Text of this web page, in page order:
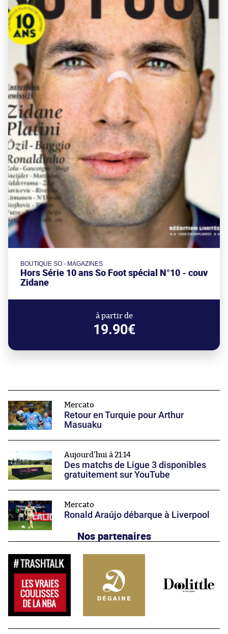
BOUTIQUE SO - MAGAZINES
Hors Série 10 ans So Foot spécial N°10 - couv
Zidane
à partir de
19.90€
Mercato
Retour en Turquie pour Arthur
Masuaku
Aujourd'hui à 21:14
Des matchs de Ligue 3 disponibles
gratuitement sur YouTube
Mercato
Ronald Araújo débarque à Liverpool
Nos partenaires